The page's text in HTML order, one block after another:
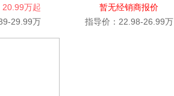
20.99万起
29.99万
暂无经销商报价
指导价：22.98-26.99万